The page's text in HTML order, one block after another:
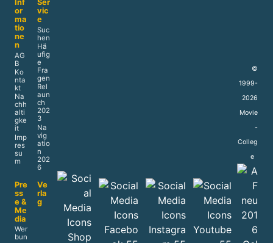
Inf
or
ma
tio
ne
n
AG
B
Ko
nta
kt
Na
chh
alti
gke
it
Imp
res
su
m
Ser
vic
e
Suc
hen
Hä
ufig
e
Fra
gen
Rel
aun
ch
202
3
Na
vig
atio
n
202
6
Pre
ss
e &
Me
dia
Wer
bun
Ve
rla
g
©
1999-
2026
Movie
-
Colleg
e